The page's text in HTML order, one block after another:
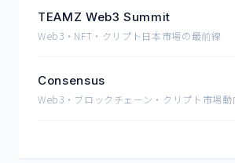
TEAMZ Web3 Summit
Web3・NFT・クリプト日本市場の最前線
Consensus
Web3・ブロックチェーン・クリプト市場動